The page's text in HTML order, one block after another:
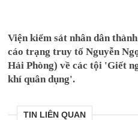
Viện kiểm sát nhân dân
cáo trạng truy tố Nguyễn
Hải Phòng) về các tội 'Giết
khí quân dụng'.
TIN LIÊN QUAN